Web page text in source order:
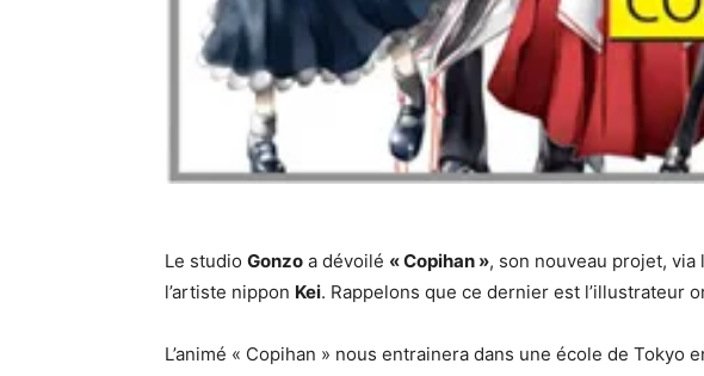
Le studio Gonzo a dévoilé « Copihan », son nouveau projet, via
l’artiste nippon Kei. Rappelons que ce dernier est l’illustrateur
L’animé « Copihan » nous entrainera dans une école de